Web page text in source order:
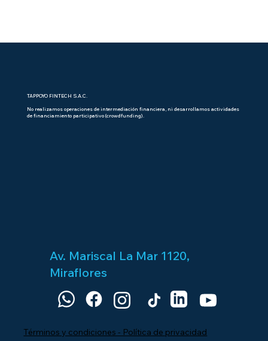
TAPPOYO FINTECH S.A.C.
No realizamos operaciones de intermediación financiera, ni desarrollamos actividades
de financiamiento participativo (crowdfunding).
Av. Mariscal La Mar 1120,
Miraflores
Términos y condiciones - Política de privacidad